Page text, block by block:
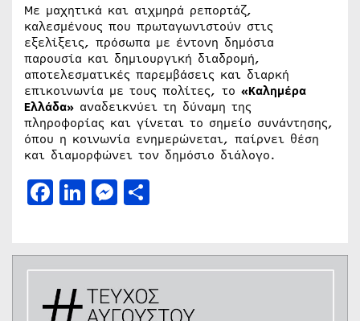
Με μαχητικά και αιχμηρά ρεπορτάζ,
καλεσμένους που πρωταγωνιστούν στις
εξελίξεις, πρόσωπα με έντονη δημόσια
παρουσία και δημιουργική διαδρομή,
αποτελεσματικές παρεμβάσεις και διαρκή
επικοινωνία με τους πολίτες, το «Καλημέρα
Ελλάδα» αναδεικνύει τη δύναμη της
πληροφορίας και γίνεται το σημείο συνάντησης,
όπου η κοινωνία ενημερώνεται, παίρνει θέση
και διαμορφώνει τον δημόσιο διάλογο.
Facebook
LinkedIn
Messenger